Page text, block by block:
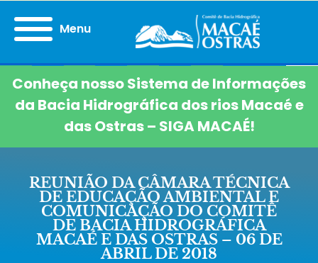
Menu
Conheça nosso Sistema de Informações
da Bacia Hidrográfica dos rios Macaé e
das Ostras – SIGA MACAÉ!
REUNIÃO DA CÂMARA TÉCNICA
DE EDUCAÇÃO AMBIENTAL E
COMUNICAÇÃO DO COMITÊ
DE BACIA HIDROGRÁFICA
MACAÉ E DAS OSTRAS – 06 DE
ABRIL DE 2018